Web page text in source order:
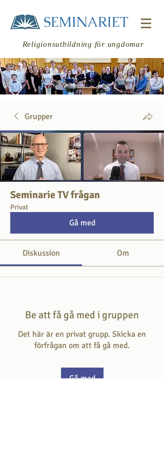
SEMINARIET
Religionsutbildning för ungdomar
Grupper
Seminarie TV frågan
Privat
Gå med
Diskussion Om
Be att få gå med i gruppen
Det här är en privat grupp. Skicka en
förfrågan om att få gå med.
Gå med